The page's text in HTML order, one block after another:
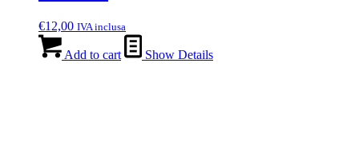
€12,00 IVA inclusa
Add to cart Show Details